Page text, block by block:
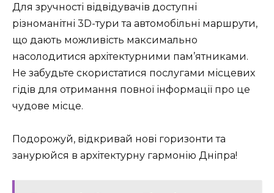
Для зручності відвідувачів доступні
різноманітні 3D-тури та автомобільні маршрути,
що дають можливість максимально
насолодитися архітектурними пам’ятниками.
Не забудьте скористатися послугами місцевих
гідів для отримання повної інформації про це
чудове місце.
Подорожуй, відкривай нові горизонти та
занурюйся в архітектурну гармонію Дніпра!